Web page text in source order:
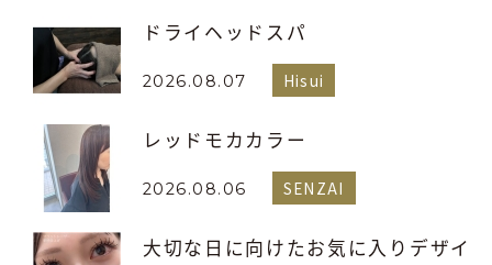
ドライヘッドスパ
2026.08.07 Hisui
レッドモカカラー
2026.08.06 SENZAI
大切な日に向けたお気に入りデザイ